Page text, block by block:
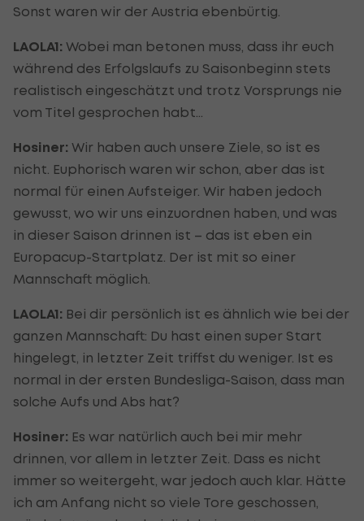
Sonst waren wir der Austria ebenbürtig.
LAOLA1: Wobei man betonen muss, dass ihr euch
während des Erfolgslaufs zu Saisonbeginn stets
realistisch eingeschätzt und trotz Vorsprungs nie
vom Titel gesprochen habt…
Hosiner: Wir haben auch unsere Ziele, so ist es
nicht. Euphorisch waren wir schon, aber das ist
normal für einen Aufsteiger. Wir haben jedoch
gewusst, wo wir uns einzuordnen haben, und was
in dieser Saison drinnen ist – das ist eben ein
Europacup-Startplatz. Der ist mit so einer
Mannschaft möglich.
LAOLA1: Bei dir persönlich ist es ähnlich wie bei der
ganzen Mannschaft: Du hast einen super Start
hingelegt, in letzter Zeit triffst du weniger. Ist es
normal in der ersten Bundesliga-Saison, dass man
solche Aufs und Abs hat?
Hosiner: Es war natürlich auch bei mir mehr
drinnen, vor allem in letzter Zeit. Dass es nicht
immer so weitergeht, war jedoch auch klar. Hätte
ich am Anfang nicht so viele Tore geschossen,